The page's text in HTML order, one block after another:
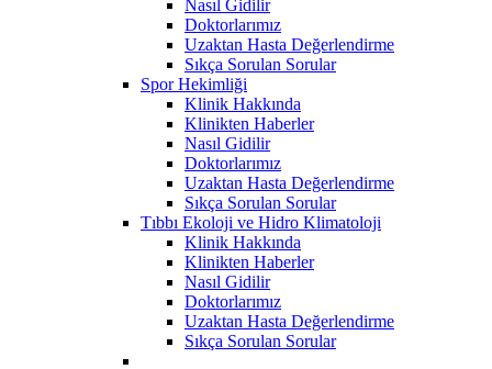
Nasıl Gidilir
Doktorlarımız
Uzaktan Hasta Değerlendirme
Sıkça Sorulan Sorular
Spor Hekimliği
Klinik Hakkında
Klinikten Haberler
Nasıl Gidilir
Doktorlarımız
Uzaktan Hasta Değerlendirme
Sıkça Sorulan Sorular
Tıbbı Ekoloji ve Hidro Klimatoloji
Klinik Hakkında
Klinikten Haberler
Nasıl Gidilir
Doktorlarımız
Uzaktan Hasta Değerlendirme
Sıkça Sorulan Sorular